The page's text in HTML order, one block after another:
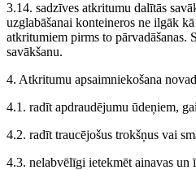
3.14. sadzīves atkritumu dalītās
uzglabāšanai konteineros ne ilgāk
atkritumiem pirms to pārvadāšanas.
savākšanu.
4. Atkritumu apsaimniekošana
4.1. radīt apdraudējumu ūdeņiem,
4.2. radīt traucējošus trokšņus vai
4.3. nelabvēlīgi ietekmēt ainavas un